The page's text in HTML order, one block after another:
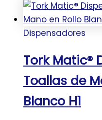
Dispensadores
Tork Matic®
Toallas de
Blanco H1